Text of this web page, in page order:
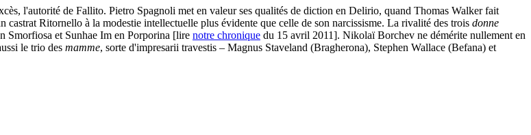
l'autorité de Fallito. Pietro Spagnoli met en valeur ses qualités de diction en Delirio, quand Thomas Walker fait
Ritornello à la modestie intellectuelle plus évidente que celle de son narcissisme. La rivalité des trois donne
Smorfiosa et Sunhae Im en Porporina [lire notre chronique du 15 avril 2011]. Nikolaï Borchev ne démérite nullement en
le trio des mamme, sorte d'impresarii travestis – Magnus Staveland (Bragherona), Stephen Wallace (Befana) et